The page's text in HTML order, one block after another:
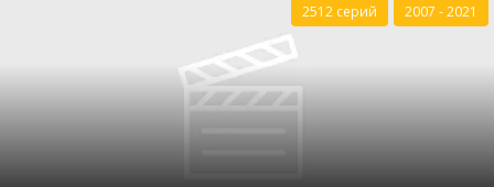
2512 серий 2007 - 2021